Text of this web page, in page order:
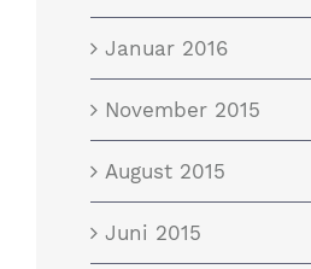
Januar 2016
November 2015
August 2015
Juni 2015